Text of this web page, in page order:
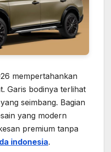
mempertahankan
Garis bodinya terlihat
seimbang. Bagian
yang modern
premium tanpa
indonesia.